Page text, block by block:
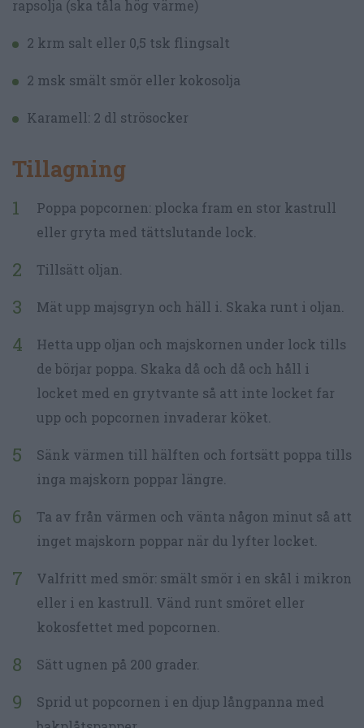
rapsolja (ska tåla hög värme)
2 krm salt eller 0,5 tsk flingsalt
2 msk smält smör eller kokosolja
Karamell: 2 dl strösocker
Tillagning
Poppa popcornen: plocka fram en stor kastrull
eller gryta med tättslutande lock.
Tillsätt oljan.
Mät upp majsgryn och häll i. Skaka runt i oljan.
Hetta upp oljan och majskornen under lock tills
de börjar poppa. Skaka då och då och håll i
locket med en grytvante så att inte locket far
upp och popcornen invaderar köket.
Sänk värmen till hälften och fortsätt poppa tills
inga majskorn poppar längre.
Ta av från värmen och vänta någon minut så att
inget majskorn poppar när du lyfter locket.
Valfritt med smör: smält smör i en skål i mikron
eller i en kastrull. Vänd runt smöret eller
kokosfettet med popcornen.
Sätt ugnen på 200 grader.
Sprid ut popcornen i en djup långpanna med